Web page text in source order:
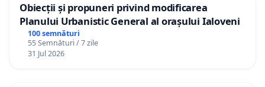
Obiecții și propuneri privind modificarea
Planului Urbanistic General al orașului Ialoveni
100 semnături
55 Semnături / 7 zile
31 Jul 2026